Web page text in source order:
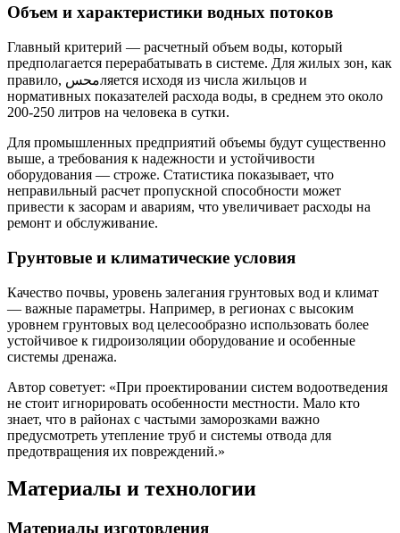
Объем и характеристики водных потоков
Главный критерий — расчетный объем воды, который
предполагается перерабатывать в системе. Для жилых зон, как
правило, محسляется исходя из числа жильцов и
нормативных показателей расхода воды, в среднем это около
200-250 литров на человека в сутки.
Для промышленных предприятий объемы будут существенно
выше, а требования к надежности и устойчивости
оборудования — строже. Статистика показывает, что
неправильный расчет пропускной способности может
привести к засорам и авариям, что увеличивает расходы на
ремонт и обслуживание.
Грунтовые и климатические условия
Качество почвы, уровень залегания грунтовых вод и климат
— важные параметры. Например, в регионах с высоким
уровнем грунтовых вод целесообразно использовать более
устойчивое к гидроизоляции оборудование и особенные
системы дренажа.
Автор советует: «При проектировании систем водоотведения
не стоит игнорировать особенности местности. Мало кто
знает, что в районах с частыми заморозками важно
предусмотреть утепление труб и системы отвода для
предотвращения их повреждений.»
Материалы и технологии
Материалы изготовления